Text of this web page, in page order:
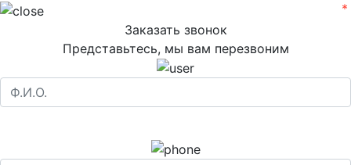
Заказать звонок
Представьтесь, мы вам перезвоним